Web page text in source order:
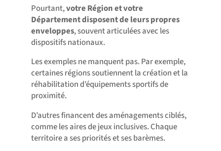
Pourtant,votre Région et votre
Département disposent de leurs propres
enveloppes, souvent articulées avec les
dispositifs nationaux.
Les exemples ne manquent pas. Par exemple,
certaines régions soutiennent la création et la
réhabilitation d’équipements sportifs de
proximité.
D’autres financent des aménagements ciblés,
comme les aires de jeux inclusives. Chaque
territoire a ses priorités et ses barèmes.